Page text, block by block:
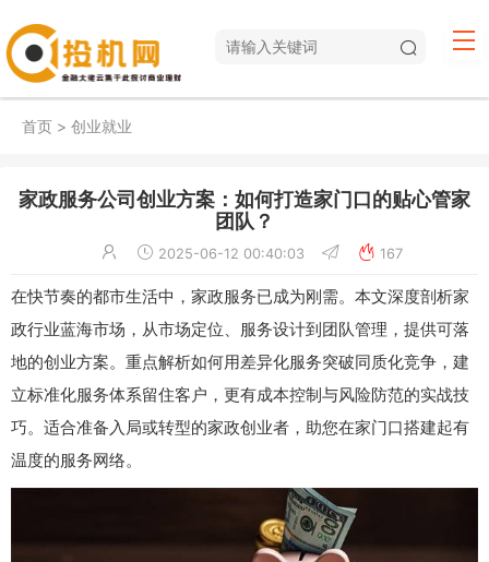
首页 > 创业就业
家政服务公司创业方案：如何打造家门口的贴心管家
团队？
2025-06-12 00:40:03 167
在快节奏的都市生活中，家政服务已成为刚需。本文深度剖析家
政行业蓝海市场，从市场定位、服务设计到团队管理，提供可落
地的创业方案。重点解析如何用差异化服务突破同质化竞争，建
立标准化服务体系留住客户，更有成本控制与风险防范的实战技
巧。适合准备入局或转型的家政创业者，助您在家门口搭建起有
温度的服务网络。